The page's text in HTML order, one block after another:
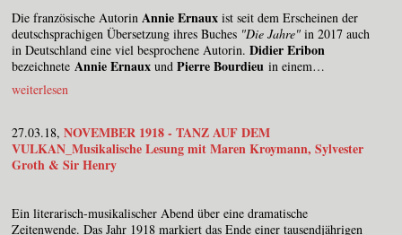
Die französische Autorin Annie Ernaux ist seit dem Erscheinen der
deutschsprachigen Übersetzung ihres Buches "Die Jahre" in 2017 auch
in Deutschland eine viel besprochene Autorin. Didier Eribon
bezeichnete Annie Ernaux und Pierre Bourdieu in einem…
weiterlesen
27.03.18, NOVEMBER 1918 - TANZ AUF DEM
VULKAN_Musikalische Lesung mit Maren Kroymann, Sylvester
Groth & Sir Henry
Ein literarisch-musikalischer Abend über eine dramatische
Zeitenwende. Das Jahr 1918 markiert das Ende einer tausendjährigen